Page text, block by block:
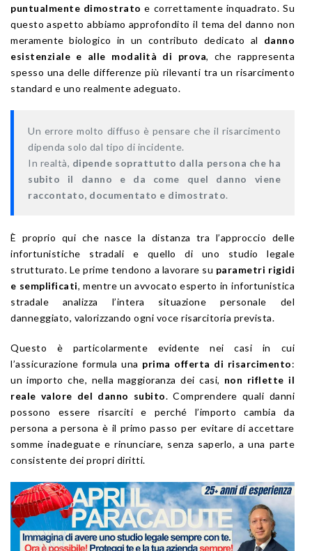
puntualmente dimostrato e correttamente inquadrato. Su
questo aspetto abbiamo approfondito il tema del danno non
meramente biologico in un contributo dedicato al danno
esistenziale e alle modalità di prova, che rappresenta
spesso una delle differenze più rilevanti tra un risarcimento
standard e uno realmente adeguato.
Un errore molto diffuso è pensare che il risarcimento
dipenda solo dal tipo di incidente.
In realtà, dipende soprattutto dalla persona che ha
subito il danno e da come quel danno viene
raccontato, documentato e dimostrato.
È proprio qui che nasce la distanza tra l’approccio delle
infortunistiche stradali e quello di uno studio legale
strutturato. Le prime tendono a lavorare su parametri rigidi
e semplificati, mentre un avvocato esperto in infortunistica
stradale analizza l’intera situazione personale del
danneggiato, valorizzando ogni voce risarcitoria prevista.
Questo è particolarmente evidente nei casi in cui
l’assicurazione formula una prima offerta di risarcimento:
un importo che, nella maggioranza dei casi, non riflette il
reale valore del danno subito. Comprendere quali danni
possono essere risarciti e perché l’importo cambia da
persona a persona è il primo passo per evitare di accettare
somme inadeguate e rinunciare, senza saperlo, a una parte
consistente dei propri diritti.